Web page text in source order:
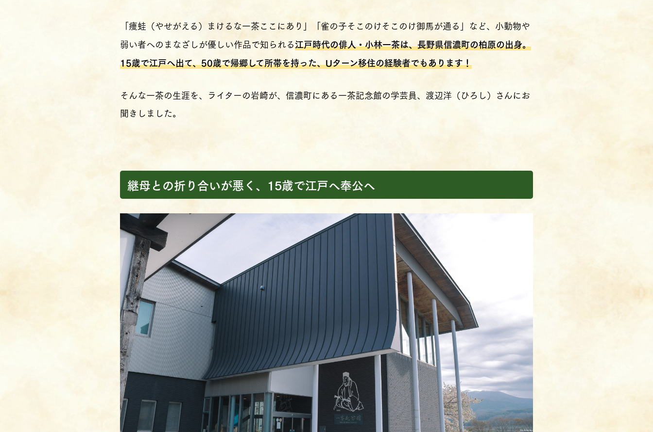
「痩蛙（やせがえる）まけるな一茶ここにあり」「雀の子そこのけそこのけ御馬が通る」など、小動物や
弱い者へのまなざしが優しい作品で知られる江戸時代の俳人・小林一茶は、長野県信濃町の柏原の出身。
15歳で江戸へ出て、50歳で帰郷して所帯を持った、Uターン移住の経験者でもあります！
そんな一茶の生涯を、ライターの岩崎が、信濃町にある一茶記念館の学芸員、渡辺洋（ひろし）さんにお
聞きしました。
継母との折り合いが悪く、15歳で江戸へ奉公へ